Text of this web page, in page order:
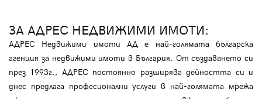
ЗА АДРЕС НЕДВИЖИМИ ИМОТИ:
АДРЕС Недвижими имоти АД е най-голямата българска
агенция за недвижими имоти в България. От създаването си
през 1993г., АДРЕС постоянно разширява дейността си и
днес предлага професионални услуги в най-голямата мрежа